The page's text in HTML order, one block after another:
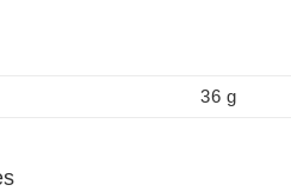
36 g